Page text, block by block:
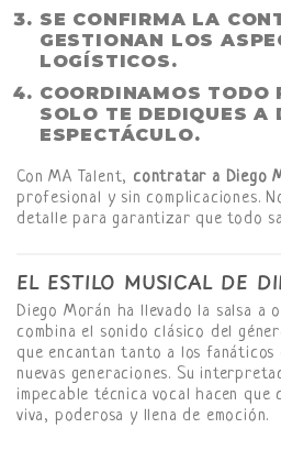
SE CONFIRMA LA
GESTIONAN LOS
LOGÍSTICOS.
COORDINAMOS TODO
SOLO TE DEDIQUES A
ESPECTÁCULO.
Con MA Talent, contratar a Diego
profesional y sin complicaciones.
detalle para garantizar que todo
EL ESTILO MUSICAL DE
Diego Morán ha llevado la salsa a
combina el sonido clásico del
que encantan tanto a los fanáticos
nuevas generaciones. Su
impecable técnica vocal hacen que
viva, poderosa y llena de emoción.